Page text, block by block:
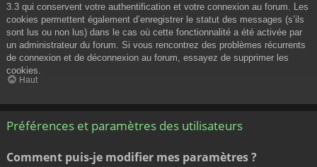
3.3 qui conservent votre authentification et votre connexion au forum. Les
cookies permettent également d’enregistrer le statut des messages (s’ils
sont lus ou non lus) dans le cas où cette fonctionnalité a été activée par
un administrateur du forum. Si vous rencontrez des problèmes récurrents
de connexion et de déconnexion au forum, essayez de supprimer les
cookies.
Haut
Préférences et paramètres des utilisateurs
Comment puis-je modifier mes paramètres ?